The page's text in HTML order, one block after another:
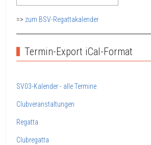
=> zum BSV-Regattakalender
Termin-Export iCal-Format
SV03-Kalender - alle Termine
Clubveranstaltungen
Regatta
Clubregatta